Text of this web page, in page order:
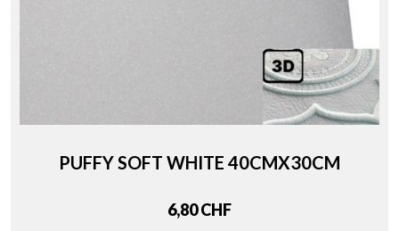
PUFFY SOFT WHITE 40CMX30CM
Price
6,80 CHF